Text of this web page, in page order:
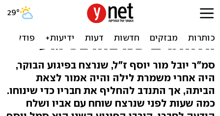
התנדב להחליף אחרים -
ונרצח. סיפורם של שני
הלוחמים שנרצחו בפיגוע
סמ"ר יובל מור יוסף ז"ל, שנרצח בפיגוע הבוקר,
היה אחרי משמרת לילה והיה אמור לצאת
הביתה, אך התנדב להחליף את חבריו כדי שינוחו.
כמה שעות לפני שנרצח שוחח עם אביו ושלח